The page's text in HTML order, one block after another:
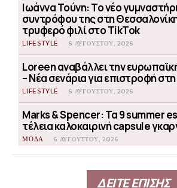
Ιωάννα Τούνη: Το νέο
συντρόφου της στη
τρυφερό φιλί στο TikTok
LIFESTYLE 6 ΑΥΓΟΎΣΤΟΥ, 2026
Loreen αναβάλλει την
– Νέα σενάρια για επιστροφή
LIFESTYLE 6 ΑΥΓΟΎΣΤΟΥ, 2026
Marks & Spencer: Τα 9 summer
τέλεια καλοκαιρινή capsule
ΜΟΔΑ 6 ΑΥΓΟΎΣΤΟΥ, 2026
ΔΕΙΤΕ ΕΠΙΣΗΣ